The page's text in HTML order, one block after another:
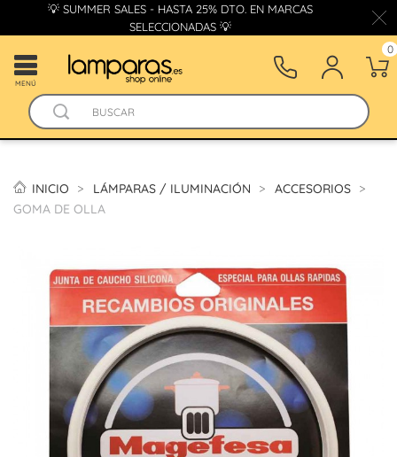
💡 SUMMER SALES - HASTA 25% DTO. EN MARCAS
SELECCIONADAS 💡
MENÚ
0
INICIO LÁMPARAS / ILUMINACIÓN
ACCESORIOS
GOMA DE OLLA